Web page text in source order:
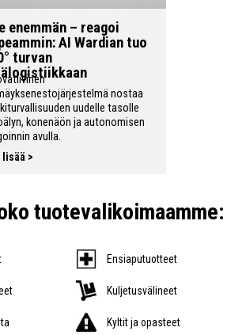
enemmän – reagoi
AI Wardian tuo
turvan
nostaa
uudelle tasolle
konenäön ja autonomisen
avulla.
lisää >
tuotevalikoimaamme:
Ensiaputuotteet
Kuljetusvälineet
Kyltit ja opasteet